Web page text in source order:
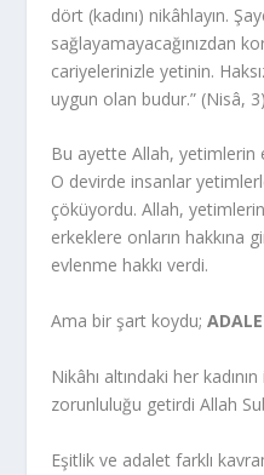
dört (kadını) nikâhlayın.
sağlayamayacağınızdan
cariyelerinizle yetinin.
uygun olan budur.” (Nisâ, 3)
Bu ayette Allah, yetimlerin
O devirde insanlar
çöküyordu. Allah,
erkeklere onların hakkına
evlenme hakkı verdi.
Ama bir şart koydu;
Nikâhı altındaki her
zorunluluğu getirdi Allah
Eşitlik ve adalet farklı